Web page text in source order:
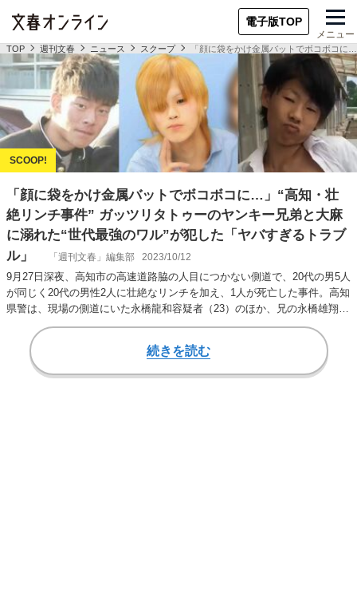
電子版TOP
メニュー
TOP 週刊文春 ニュース スクープ 「顔に袋をかけ金属バットでボコボコに
「顔に袋をかけ金属バットでボコボコに…」“高知・壮
絶リンチ事件” ガッツリタトゥーのヤンキー兄弟と大麻
に溺れた“世代最強のワル”が犯した「ヤバすぎるトラブ
ル」
「週刊文春」編集部 2023/10/12
9月27日深夜、高知市の高速道路脇の人目につかない側道で、20代の男5人
が同じく20代の男性2人に壮絶なリンチを加え、1人が死亡した事件。高知
県警は、現場の側道にいた永橋龍和容疑者（23）のほか、兄の永橋雄翔容
続きを読む